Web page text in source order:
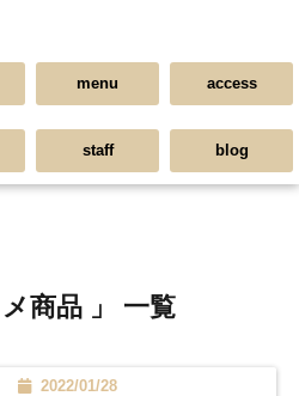
menu access
staff blog
メ商品 」 一覧
2022/01/28